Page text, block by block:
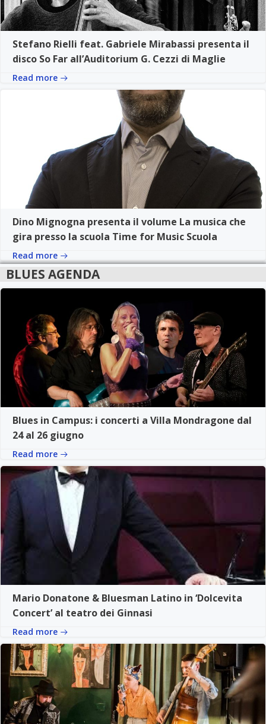
Stefano Rielli feat. Gabriele Mirabassi presenta il
disco So Far all’Auditorium G. Cezzi di Maglie
Read more
Dino Mignogna presenta il volume La musica che
gira presso la scuola Time for Music Scuola
Read more
BLUES AGENDA
Blues in Campus: i concerti a Villa Mondragone dal
24 al 26 giugno
Read more
Mario Donatone & Bluesman Latino in ‘Dolcevita
Concert’ al teatro dei Ginnasi
Read more